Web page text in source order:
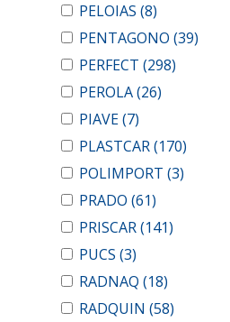
PELOIAS (8)
PENTAGONO (39)
PERFECT (298)
PEROLA(26)
PIAVE(7)
PLASTCAR(170)
POLIMPORT (3)
PRADO (61)
PRISCAR(141)
PUCS (3)
RADNAQ (18)
RADQUIN (58)